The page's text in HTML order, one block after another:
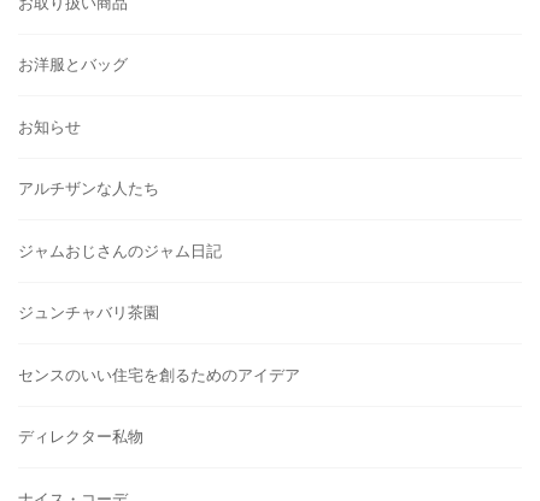
お洋服とバッグ
お知らせ
アルチザンな人たち
ジャムおじさんのジャム日記
ジュンチャバリ茶園
センスのいい住宅を創るためのアイデア
ディレクター私物